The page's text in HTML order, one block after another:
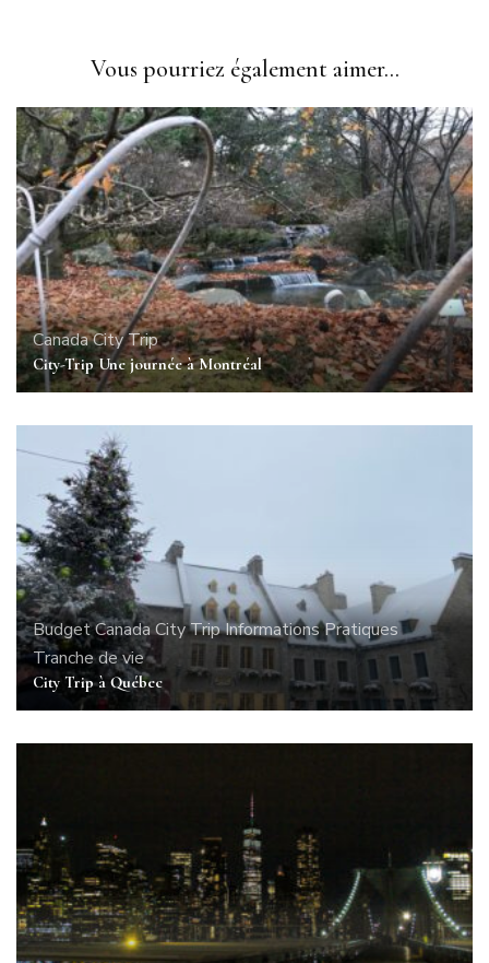
Vous pourriez également aimer...
CanadaCity Trip
City-Trip Une journée à Montréal
BudgetCanadaCity TripInformations Pratiques
Tranche de vie
City Trip à Québec